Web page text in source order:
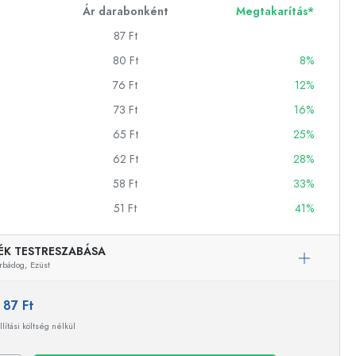
Ár darabonként
Megtakarítás*
87 Ft
80 Ft
8%
76 Ft
12%
73 Ft
16%
65 Ft
25%
62 Ft
28%
58 Ft
33%
51 Ft 41%
TESTRESZABÁSA
Ezüst
87 Ft
költség nélkül